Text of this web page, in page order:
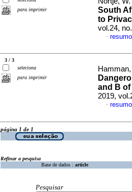
para imprimir
South
to
vol.24,
·
3 / 3
seleciona
para imprimir
and B
2019,
·
página 1 de 1
Refinar a pesquisa
Base de dados : article
Pesquisar